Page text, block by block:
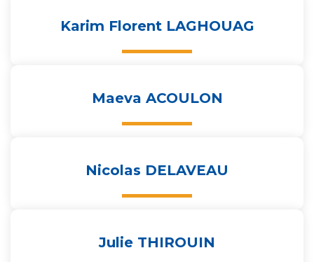
Karim Florent LAGHOUAG
Maeva ACOULON
Nicolas DELAVEAU
Julie THIROUIN